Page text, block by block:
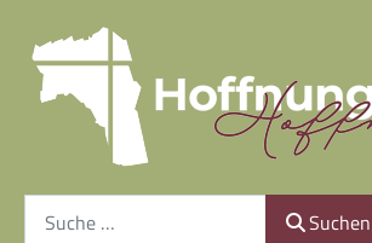
Suchen
Gottesdienst sonntags um 10:30 Uhr
Gemeindeleitung
Finanzierung